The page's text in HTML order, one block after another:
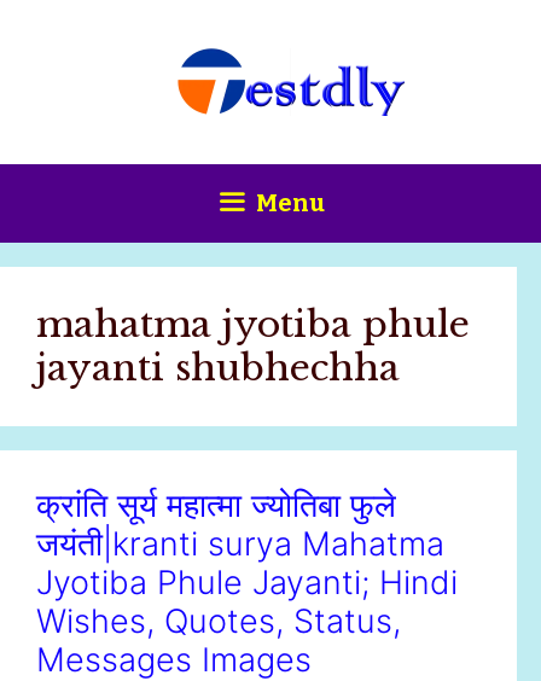
Menu
mahatma jyotiba phule
jayanti shubhechha
क्रांति सूर्य महात्मा ज्योतिबा फुले
जयंती|kranti surya Mahatma
Jyotiba Phule Jayanti; Hindi
Wishes, Quotes, Status,
Messages Images